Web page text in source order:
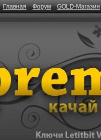
Главная Форум GOLD-Магазин